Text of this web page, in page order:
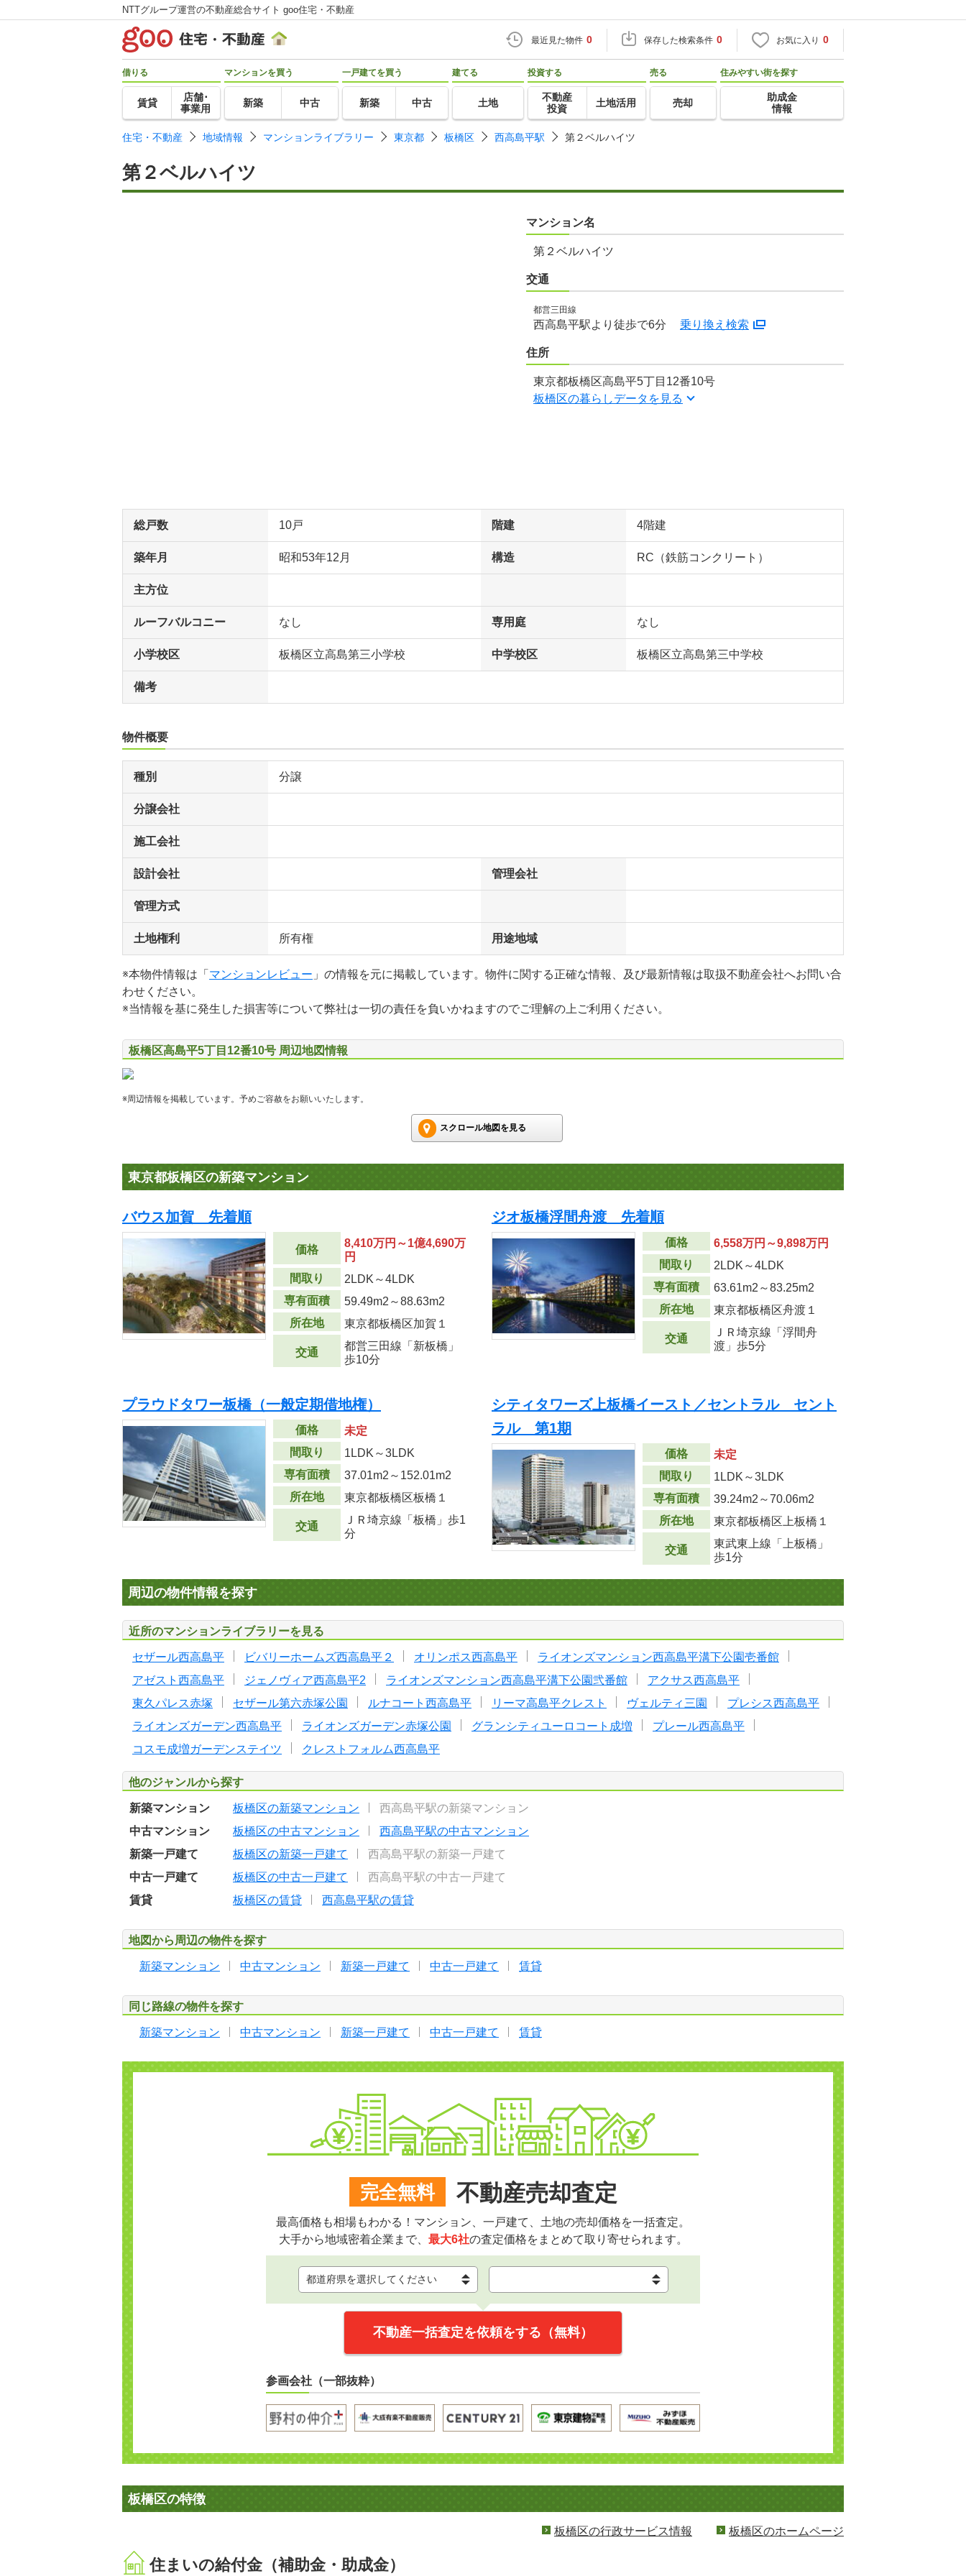
NTTグループ運営の不動産総合サイト goo住宅・不動産
最近見た物件 0 保存した検索条件 0 お気に入り 0
借りる
賃貸
店舗･
事業用
マンションを買う
新築 中古
一戸建てを買う
新築 中古
建てる
土地
投資する
不動産
投資
土地活用
売る
売却
住みやすい街を探す
助成金
情報
住宅・不動産 地域情報 マンションライブラリー 東京都 板橋区 西高島平駅 第２ベルハイツ
第２ベルハイツ
マンション名
第２ベルハイツ
交通
都営三田線
西高島平駅より徒歩で6分 乗り換え検索
住所
東京都板橋区高島平5丁目12番10号
板橋区の暮らしデータを見る
総戸数 10戸 階建 4階建
築年月 昭和53年12月 構造 RC（鉄筋コンクリート）
主方位
ルーフバルコニー なし 専用庭 なし
小学校区 板橋区立高島第三小学校 中学校区 板橋区立高島第三中学校
備考
物件概要
種別 分譲
分譲会社
施工会社
設計会社 管理会社
管理方式
土地権利 所有権 用途地域
※本物件情報は「 マンションレビュー 」の情報を元に掲載しています。物件に関する正確な情報、及び最新情報は取扱不動産会社へお問い合
わせください。
※当情報を基に発生した損害等について弊社は一切の責任を負いかねますのでご理解の上ご利用ください。
板橋区高島平5丁目12番10号 周辺地図情報
※周辺情報を掲載しています。予めご容赦をお願いいたします。
スクロール地図を見る
東京都板橋区の新築マンション
バウス加賀 先着順
価格
8,410万円～1億4,690万
円
間取り
2LDK～4LDK
専有面積
59.49m2 ～88.63m2
所在地
東京都板橋区加賀１
交通
都営三田線「新板橋」
歩10分
ジオ板橋浮間舟渡 先着順
価格
6,558万円～9,898万円
間取り
2LDK～4LDK
専有面積
63.61m2 ～83.25m2
所在地
東京都板橋区舟渡１
交通
ＪＲ埼京線「浮間舟
渡」歩5分
プラウドタワー板橋（一般定期借地権）
価格
未定
間取り
1LDK～3LDK
専有面積
37.01m2 ～152.01m2
所在地
東京都板橋区板橋１
交通
ＪＲ埼京線「板橋」歩1
分
シティタワーズ上板橋イースト／セントラル セント
ラル 第1期
価格
未定
間取り
1LDK～3LDK
専有面積
39.24m2 ～70.06m2
所在地
東京都板橋区上板橋１
交通
東武東上線「上板橋」
歩1分
周辺の物件情報を探す
近所のマンションライブラリーを見る
セザール西高島平 ビバリーホームズ西高島平２ オリンポス西高島平
ライオンズマンション西高島平溝下公園壱番館
アゼスト西高島平
ジェノヴィア西高島平2 ライオンズマンション西高島平溝下公園弐番館
アクサス西高島平
東久パレス赤塚
セザール第六赤塚公園 ルナコート西高島平 リーマ高島平クレスト ヴェルティ三園
プレシス西高島平
ライオンズガーデン西高島平
ライオンズガーデン赤塚公園 グランシティユーロコート成増
プレール西高島平
コスモ成増ガーデンステイツ
クレストフォルム西高島平
他のジャンルから探す
新築マンション 板橋区の新築マンション
西高島平駅の新築マンション
中古マンション
板橋区の中古マンション
西高島平駅の中古マンション
新築一戸建て
板橋区の新築一戸建て
西高島平駅の新築一戸建て
中古一戸建て
板橋区の中古一戸建て
西高島平駅の中古一戸建て
賃貸
板橋区の賃貸 西高島平駅の賃貸
地図から周辺の物件を探す
新築マンション 中古マンション 新築一戸建て 中古一戸建て 賃貸
同じ路線の物件を探す
新築マンション 中古マンション 新築一戸建て 中古一戸建て 賃貸
完全無料 不動産売却査定
最高価格も相場もわかる！マンション、一戸建て、土地の売却価格を一括査定。
大手から地域密着企業まで、 最大6社の査定価格をまとめて取り寄せられます。
不動産一括査定を依頼をする（無料）
参画会社（一部抜粋）
板橋区の特徴
板橋区の行政サービス情報 板橋区のホームページ
住まいの給付金（補助金・助成金）